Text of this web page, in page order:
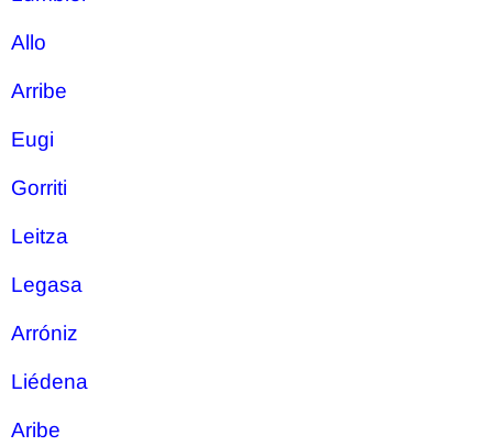
Allo
Arribe
Eugi
Gorriti
Leitza
Legasa
Arróniz
Liédena
Aribe